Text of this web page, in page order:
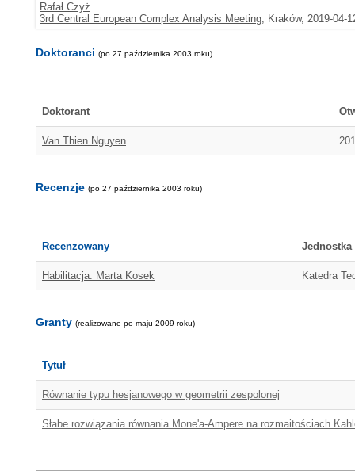
Rafał Czyż.
3rd Central European Complex Analysis Meeting, Kraków, 2019-04-
Doktoranci (po 27 października 2003 roku)
Doktorant
Van Thien Nguyen
Recenzje (po 27 października 2003 roku)
Recenzowany Jednostka
Habilitacja: Marta Kosek Katedra
Granty (realizowane po maju 2009 roku)
Tytuł
Równanie typu hesjanowego w geometrii zespolonej
Słabe rozwiązania równania Mone'a-Ampere na rozmaitościach